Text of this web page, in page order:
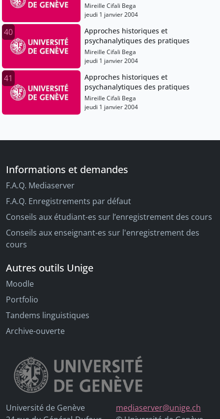
Mireille Cifali Bega
jeudi 1 janvier 2004
40
Approches historiques et
psychanalytiques des pratiques
Mireille Cifali Bega
jeudi 1 janvier 2004
41
Approches historiques et
psychanalytiques des pratiques
Mireille Cifali Bega
jeudi 1 janvier 2004
Informations et demandes
F.A.Q. Mediaserver
F.A.Q. Enregistrements par défaut
Conseils aux étudiant-es sur l’enregistrement des cours
Conseils aux enseignant-es sur l'enregistrement des
cours
Autres outils Unige
Moodle
Portfolio
Tandems linguistiques
Archive-ouverte
Université de Genève
mediaserver@unige.ch